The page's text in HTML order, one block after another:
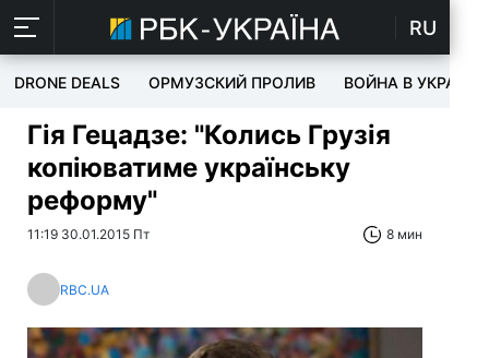
RU
DRONE DEALS ОРМУЗСКИЙ ПРОЛИВ ВОЙНА В УКРАИНЕ
Гія Гецадзе: "Колись Грузія
копіюватиме українську
реформу"
11:19 30.01.2015 Пт 8 мин
RBC.UA